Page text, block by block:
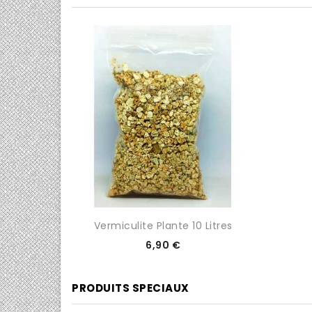
 0/5
Vermiculite Plante 10 Litres
Prix
6,90 €
PRODUITS SPECIAUX
 0/5  0/5